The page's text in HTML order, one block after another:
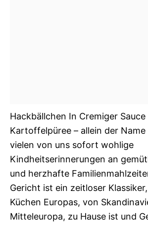
Hackbällchen In Cremiger Sauce
Kartoffelpüree – allein der
vielen von uns sofort wohlige
Kindheitserinnerungen an
und herzhafte
Gericht ist ein zeitloser
Küchen Europas, von
Mitteleuropa, zu Hause ist und